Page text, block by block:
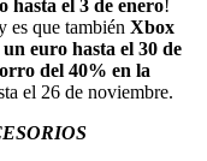
hasta el 3 de enero!
es que también Xbox
un euro hasta el 30 de
del 40% en la
el 26 de noviembre.